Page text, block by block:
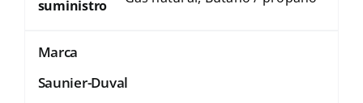
suministro
Marca
Saunier-Duval